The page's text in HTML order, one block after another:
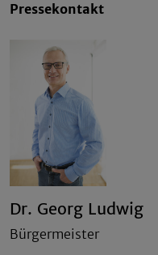
Pressekontakt
Dr. Georg Ludwig
Bürgermeister